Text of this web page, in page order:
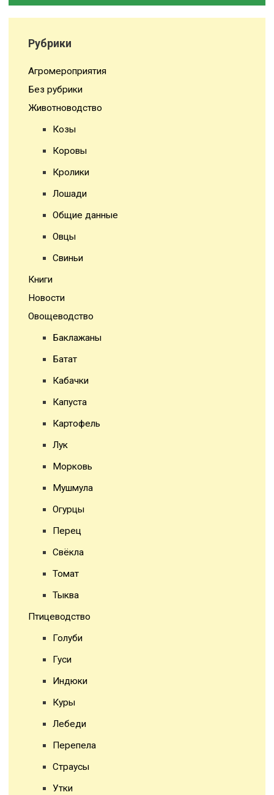
Рубрики
Агромероприятия
Без рубрики
Животноводство
Козы
Коровы
Кролики
Лошади
Общие данные
Овцы
Свиньи
Книги
Новости
Овощеводство
Баклажаны
Батат
Кабачки
Капуста
Картофель
Лук
Морковь
Мушмула
Огурцы
Перец
Свёкла
Томат
Тыква
Птицеводство
Голуби
Гуси
Индюки
Куры
Лебеди
Перепела
Страусы
Утки